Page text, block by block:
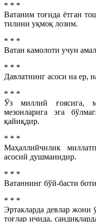
* * *
Ватаним тоғида ётган
тилини уқмоқ лозим.
* * *
Ватан камолоти учун
* * *
Давлатнинг асоси на ер,
* * *
Ўз миллий ғоясига,
мезонларига эга
қайиқдир.
* * *
Маҳаллийчилик
асосий душманидир.
* * *
Ватаннинг бўй-басти
* * *
Эртакларда девлар жони
тоғлар ичида,